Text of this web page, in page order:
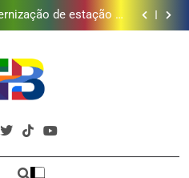
de água
opções de vinhos para
como escolher o que
Sentimento e Gustavo
atende 140 crianças
de estação de
de água
opções de vinhos para
como escolher o que
mais combina com ele
Sentimento e Gustavo
neste fim de semana
Brava
Baixada
Fluminense Em Destaque!